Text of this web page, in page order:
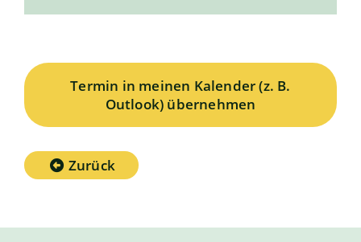
Termin in meinen Kalender (z. B.
Outlook) übernehmen
Zurück